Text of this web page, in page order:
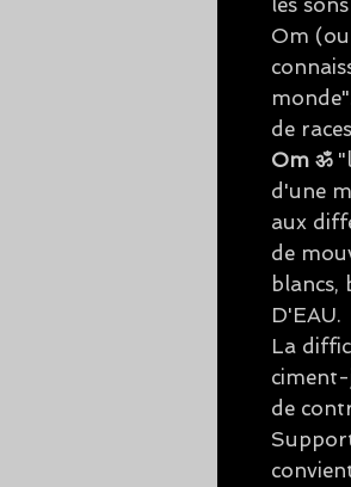
Om
de
Om ॐ
d'une
aux
de
blancs,
D'EAU.
La
de